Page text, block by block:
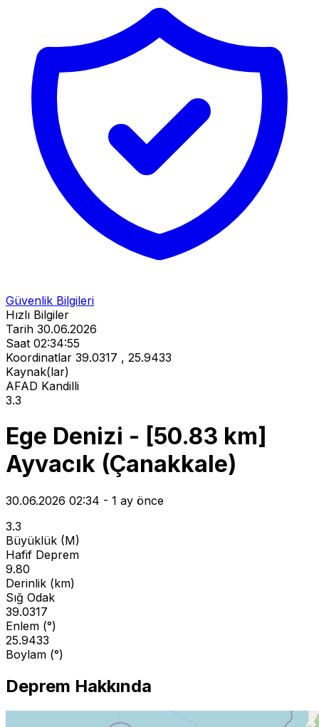
Güvenlik Bilgileri
Hızlı Bilgiler
Tarih 30.06.2026
Saat 02:34:55
Koordinatlar 39.0317 , 25.9433
Kaynak(lar)
AFAD Kandilli
3.3
Ege Denizi - [50.83 km]
Ayvacık (Çanakkale)
30.06.2026 02:34 - 1 ay önce
3.3
Büyüklük (M)
Hafif Deprem
9.80
Derinlik (km)
Sığ Odak
39.0317
Enlem (°)
25.9433
Boylam (°)
Deprem Hakkında